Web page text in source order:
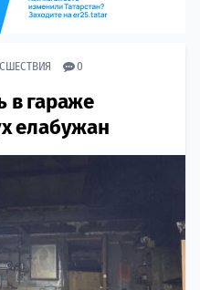
0
в гараже
елабужан